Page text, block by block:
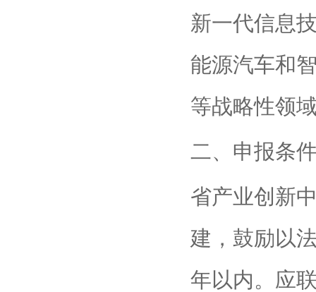
新一代信息
能源汽车和
等战略性领
二、申报条
省产业创新
建，鼓励以
年以内。应